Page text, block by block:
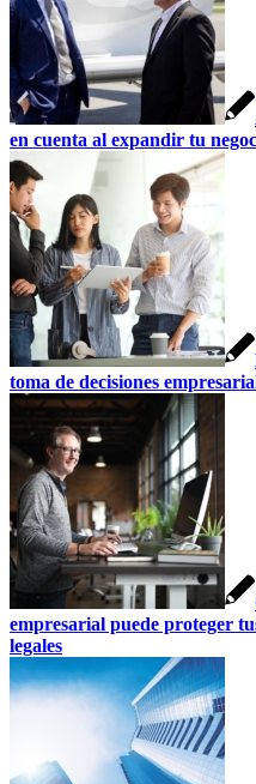
en cuenta al expandir tu
toma de decisiones
empresarial puede proteger
legales